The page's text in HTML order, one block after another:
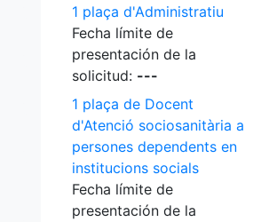
1 plaça d'Administratiu
Fecha límite de
presentación de la
solicitud: ---
1 plaça de Docent
d'Atenció sociosanitària a
persones dependents en
institucions socials
Fecha límite de
presentación de la